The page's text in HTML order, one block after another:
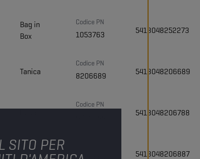
SITO PER
Bag in
Box
Codice PN
1053763 5413048252273
Tanica
Codice PN
8206689 5413048206689
Codice PN
5413048206788
Fusto 5413048206887